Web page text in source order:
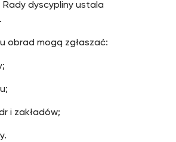
Rady dyscypliny ustala
obrad mogą zgłaszać:
i zakładów;